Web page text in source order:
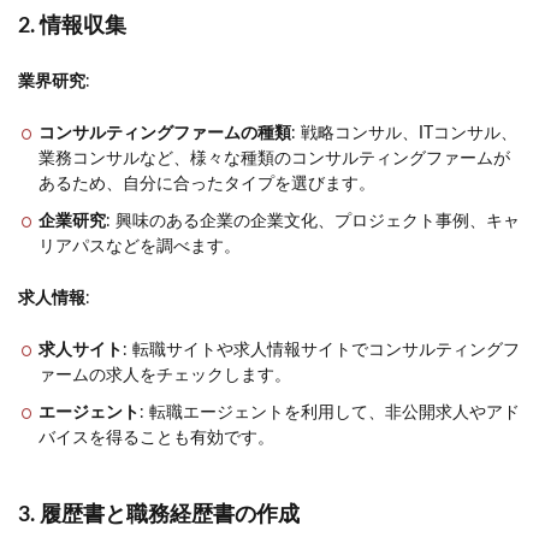
2. 情報収集
業界研究:
コンサルティングファームの種類: 戦略コンサル、ITコンサル、
業務コンサルなど、様々な種類のコンサルティングファームが
あるため、自分に合ったタイプを選びます。
企業研究: 興味のある企業の企業文化、プロジェクト事例、キャ
リアパスなどを調べます。
求人情報:
求人サイト : 転職サイトや求人情報サイトでコンサルティングフ
ァームの求人をチェックします。
エージェント : 転職エージェントを利用して、非公開求人やアド
バイスを得ることも有効です。
3. 履歴書と職務経歴書の作成